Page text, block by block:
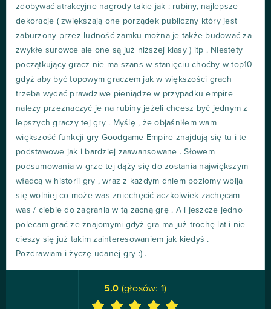
zdobywać atrakcyjne nagrody takie jak : rubiny, najlepsze
dekoracje ( zwiększają one porządek publiczny który jest
zaburzony przez ludność zamku można je także budować za
zwykłe surowce ale one są już niższej klasy ) itp . Niestety
początkujący gracz nie ma szans w stanięciu choćby w top10
gdyż aby być topowym graczem jak w większości grach
trzeba wydać prawdziwe pieniądze w przypadku empire
należy przeznaczyć je na rubiny jeżeli chcesz być jednym z
lepszych graczy tej gry . Myślę , że objaśniłem wam
większość funkcji gry Goodgame Empire znajdują się tu i te
podstawowe jak i bardziej zaawansowane . Słowem
podsumowania w grze tej dąży się do zostania największym
władcą w historii gry , wraz z każdym dniem poziomy wbija
się wolniej co może was zniechęcić aczkolwiek zachęcam
was / ciebie do zagrania w tą zacną grę . A i jeszcze jedno
polecam grać ze znajomymi gdyż gra ma już trochę lat i nie
cieszy się już takim zainteresowaniem jak kiedyś .
Pozdrawiam i życzę udanej gry :) .
5.0 (głosów: 1)